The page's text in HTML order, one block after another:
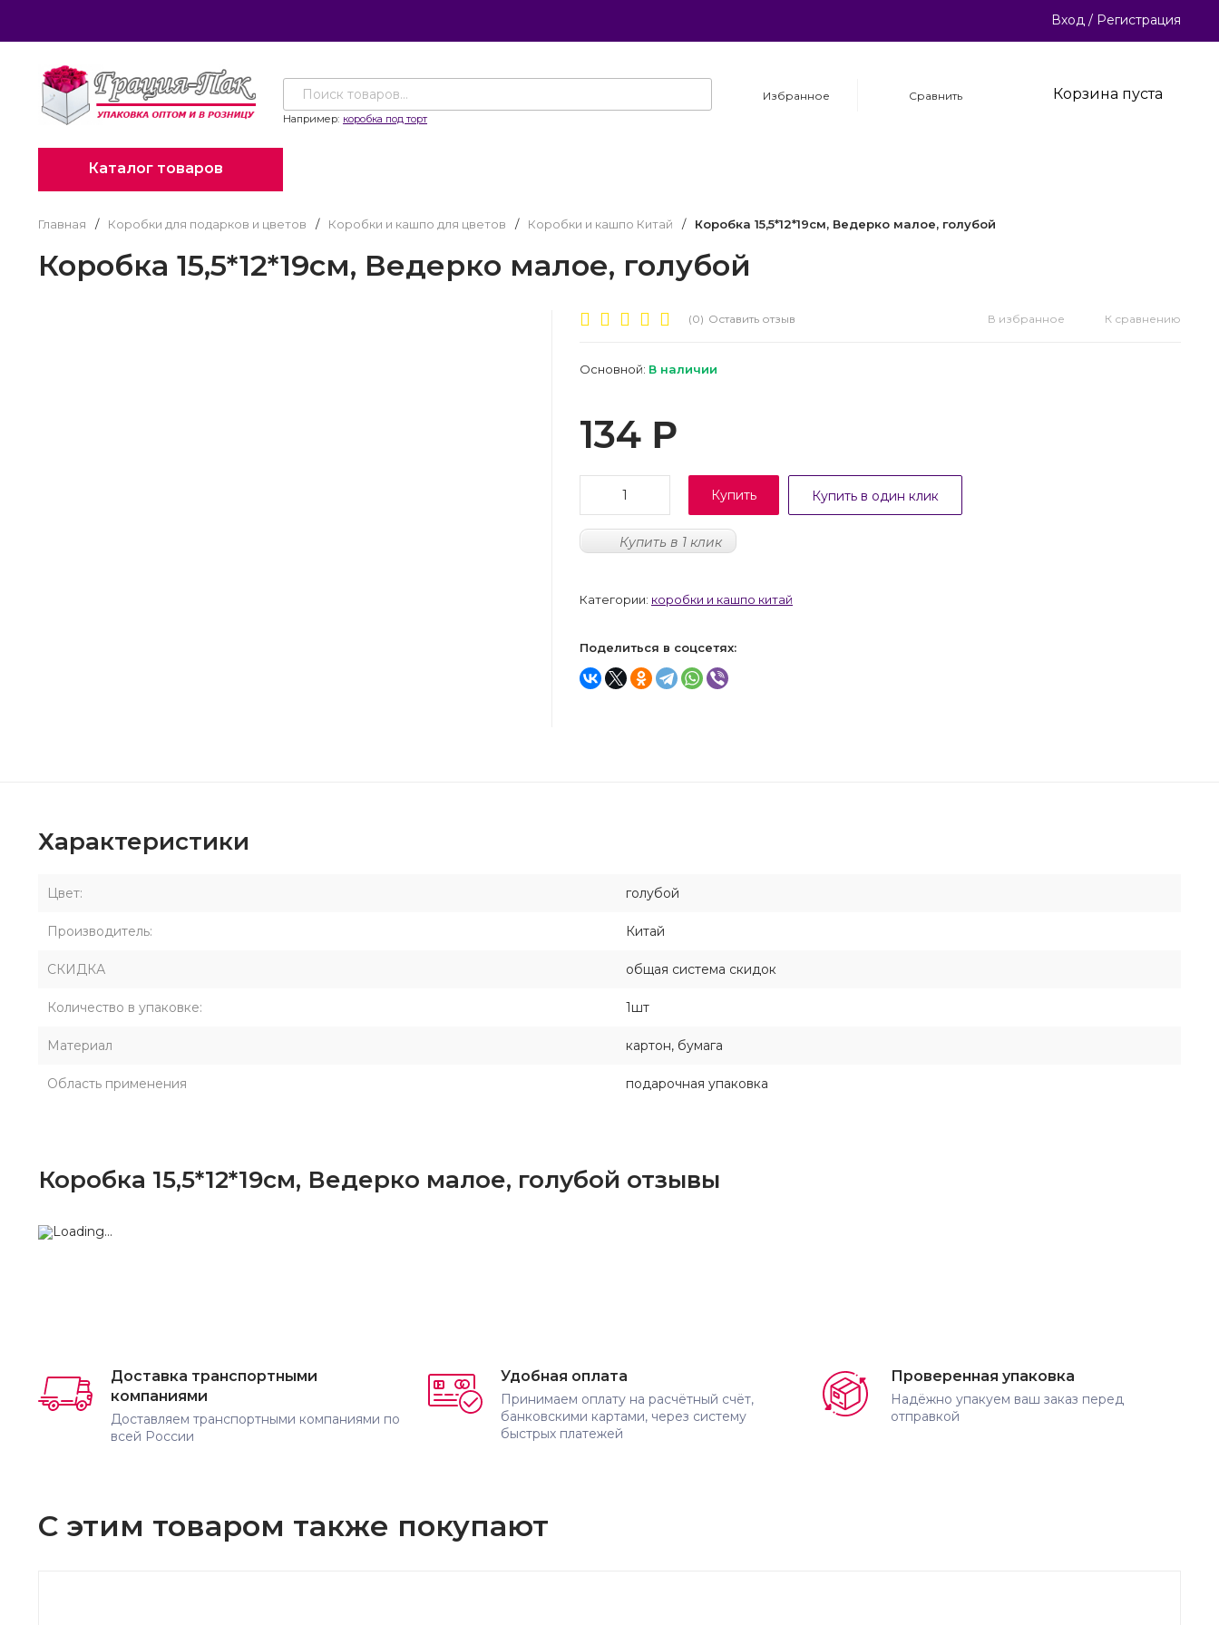
Вход / Регистрация
Например: коробка под торт
Избранное Сравнить Корзина пуста
Каталог товаров
Главная / Коробки для подарков и цветов / Коробки и кашпо для цветов / Коробки и кашпо Китай / Коробка 15,5*12*19см, Ведерко малое, голубой
Коробка 15,5*12*19см, Ведерко малое, голубой
(0) Оставить отзыв В избранное К сравнению
Основной: В наличии
134 Р
Купить Купить в один клик
Купить в 1 клик
Категории: коробки и кашпо китай
Поделиться в соцсетях:
Характеристики
Цвет: голубой
Производитель: Китай
СКИДКА общая система скидок
Количество в упаковке: 1шт
Материал картон, бумага
Область применения подарочная упаковка
Коробка 15,5*12*19см, Ведерко малое, голубой отзывы
Доставка транспортными
компаниями
Доставляем транспортными компаниями по
всей России
Удобная оплата
Принимаем оплату на расчётный счёт,
банковскими картами, через систему
быстрых платежей
Проверенная упаковка
Надёжно упакуем ваш заказ перед
отправкой
С этим товаром также покупают